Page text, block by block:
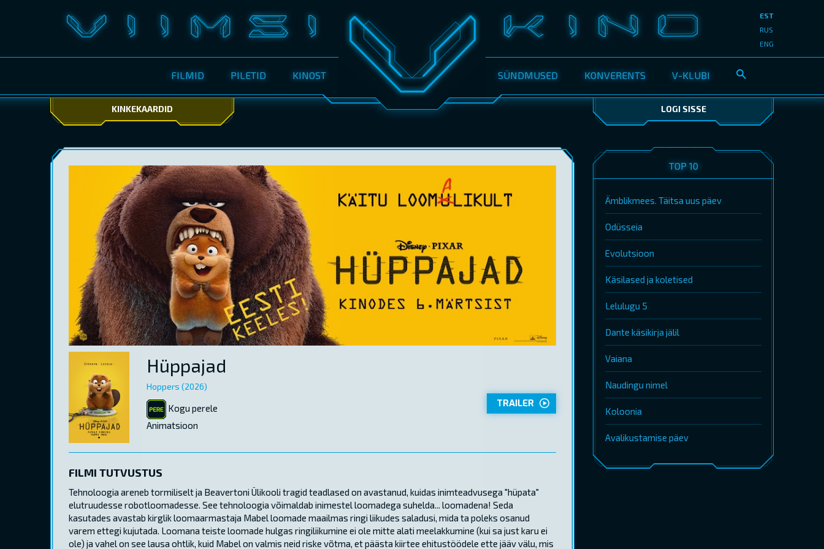
FILMID PILETID KINOST SÜNDMUSED KONVERENTS V-KLUBI
EST
RUS
ENG
KINKEKAARDID LOGI SISSE
Hüppajad
Hoppers (2026)
Kogu perele
Animatsioon
TRAILER
FILMI TUTVUSTUS
Tehnoloogia areneb tormiliselt ja Beavertoni Ülikooli tragid teadlased on avastanud, kuidas inimteadvusega "hüpata"
elutruudesse robotloomadesse. See tehnoloogia võimaldab inimestel loomadega suhelda... loomadena! Seda
kasutades avastab kirglik loomaarmastaja Mabel loomade maailmas ringi liikudes saladusi, mida ta poleks osanud
varem ettegi kujutada. Loomana teiste loomade hulgas ringiliikumine ei ole mitte alati meelakkumine (kui sa just karu ei
ole) ja vahel on see lausa ohtlik, kuid Mabel on valmis neid riske võtma, et päästa kiirtee ehitustöödele ette jääv välu, mis
TOP 10
Ämblikmees. Täitsa uus päev
Odüsseia
Evolutsioon
Käsilased ja koletised
Lelulugu 5
Dante käsikirja jälil
Vaiana
Naudingu nimel
Koloonia
Avalikustamise päev